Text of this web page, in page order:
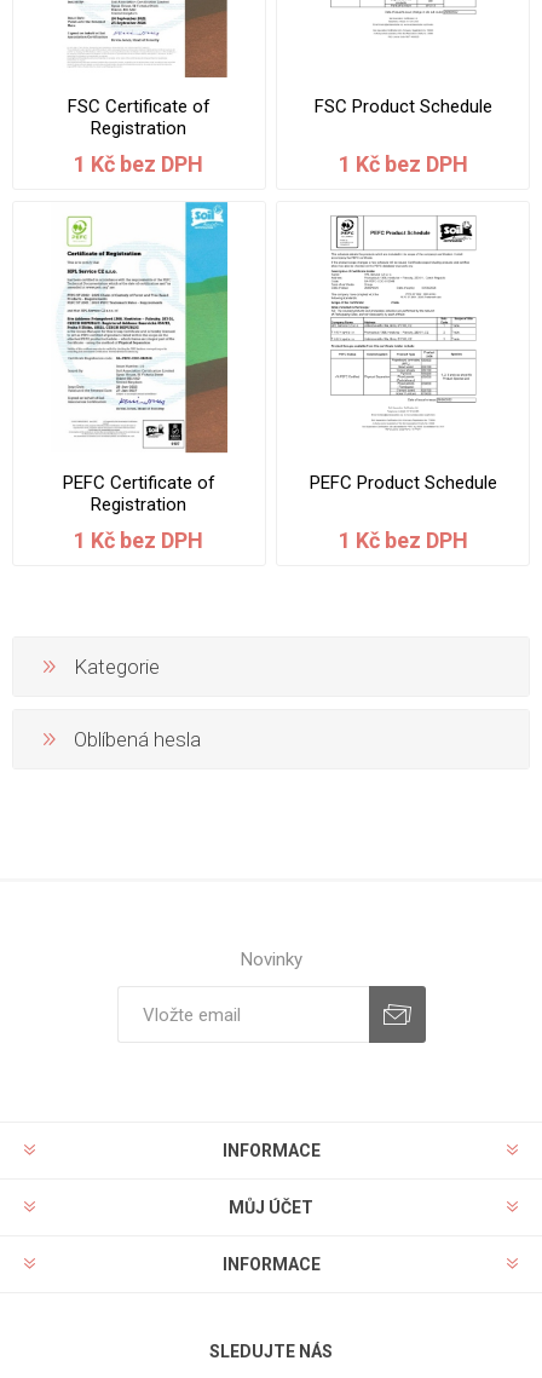
FSC Certificate of
Registration
1 Kč bez DPH
FSC Product Schedule
1 Kč bez DPH
PEFC Certificate of
Registration
1 Kč bez DPH
PEFC Product Schedule
1 Kč bez DPH
Kategorie
Oblíbená hesla
Novinky
INFORMACE
MŮJ ÚČET
INFORMACE
SLEDUJTE NÁS